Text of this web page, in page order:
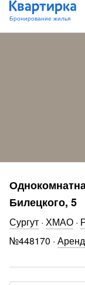
Билецкого, 5
Сургут · ХМАО ·
№448170 ·